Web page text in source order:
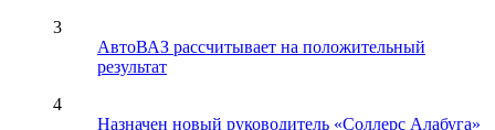
3
АвтоВАЗ рассчитывает на положительный
результат
4
Назначен новый руководитель «Соллерс Алабуга»